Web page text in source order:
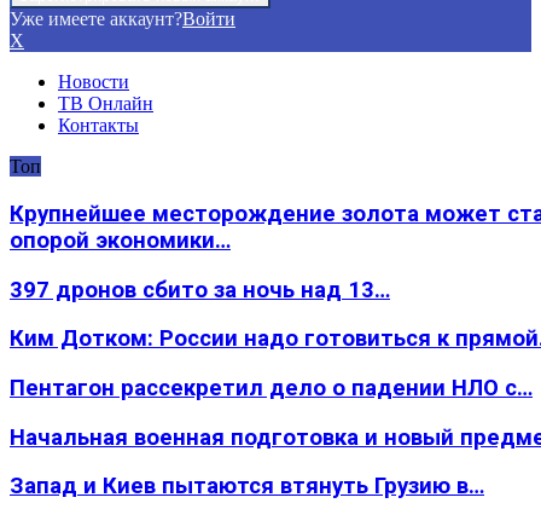
Уже имеете аккаунт?Войти
X
Новости
ТВ Онлайн
Контакты
Топ
Крупнейшее месторождение золота может
опорой экономики…
397 дронов сбито за ночь над 13…
Ким Дотком: России надо готовиться к
Пентагон рассекретил дело о падении НЛО с…
Начальная военная подготовка и новый
Запад и Киев пытаются втянуть Грузию в…